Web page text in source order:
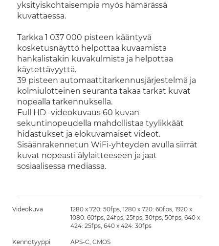
yksityiskohtaisempia myös hämärässä
kuvattaessa.
Tarkka 1 037 000 pisteen kääntyvä
kosketusnäyttö helpottaa kuvaamista
hankalistakin kuvakulmista ja helpottaa
käytettävyyttä.
39 pisteen automaattitarkennusjärjestelmä ja
kolmiulotteinen seuranta takaa tarkat kuvat
nopealla tarkennuksella.
Full HD -videokuvaus 60 kuvan
sekuntinopeudella mahdollistaa tyylikkäät
hidastukset ja elokuvamaiset videot.
Sisäänrakennetun WiFi-yhteyden avulla siirrät
kuvat nopeasti älylaitteeseen ja jaat
sosiaalisessa mediassa.
Videokuva
1280 x 720: 50fps, 1280 x 720: 60fps, 1920 x
1080: 60fps, 24fps, 25fps, 30fps, 50fps, 640 x
424: 25fps, 640 x 424: 30fps
Kennotyyppi APS-C, CMOS